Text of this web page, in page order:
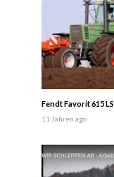
Fendt Favorit 615
11 Jahren ago